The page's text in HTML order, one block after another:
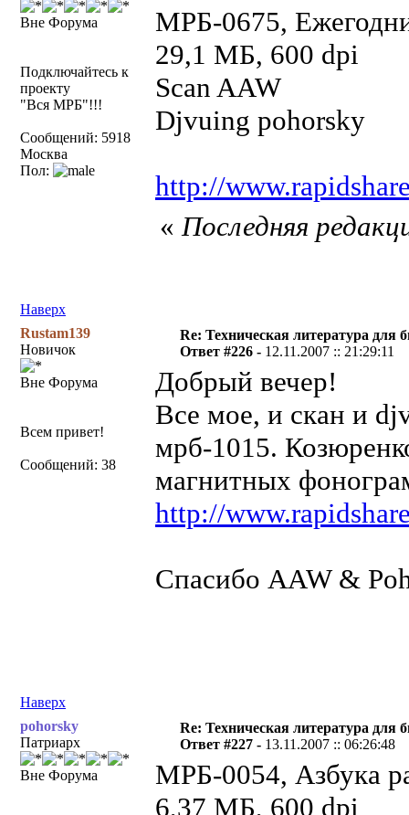
Вне Форума
Подключайтесь к
проекту
"Вся МРБ"!!!
Сообщений: 5918
Москва
Пол:
МРБ-0675,
29,1 МБ, 600 dpi
Scan AAW
Djvuing pohorsky
http://
Наверх
«Последняя
Rustam139
Новичок
Вне Форума
Всем привет!
Сообщений: 38
Re: Техническая литература для
Ответ #226 - 12.11.2007 :: 21:29:11
Добрый вечер!
Все мое, и скан и
мрб-1015.
магнитных
http://
Спасибо AAW &
Наверх
pohorsky
Патриарх
Вне Форума
Re: Техническая литература для
Ответ #227 - 13.11.2007 :: 06:26:48
МРБ-0054, Азбука
6,37 МБ, 600 dpi